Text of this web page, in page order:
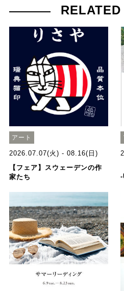
アート
2026.07.07(火) - 08.16(日)
【フェア】スウェーデンの作
家たち